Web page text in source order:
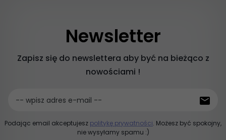
Newsletter
Zapisz się do newslettera aby być na bieżąco z
nowościami !
-- wpisz adres e-mail --
Podając email akceptujesz politykę prywatności. Możesz być spokojny,
nie wysyłamy spamu :)